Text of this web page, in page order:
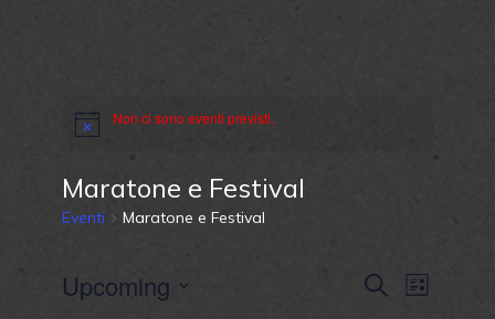
Non ci sono eventi previsti.
Maratone e Festival
Eventi Maratone e Festival
Eventi
Cerca
Evento
Viste
Lista
Upcoming